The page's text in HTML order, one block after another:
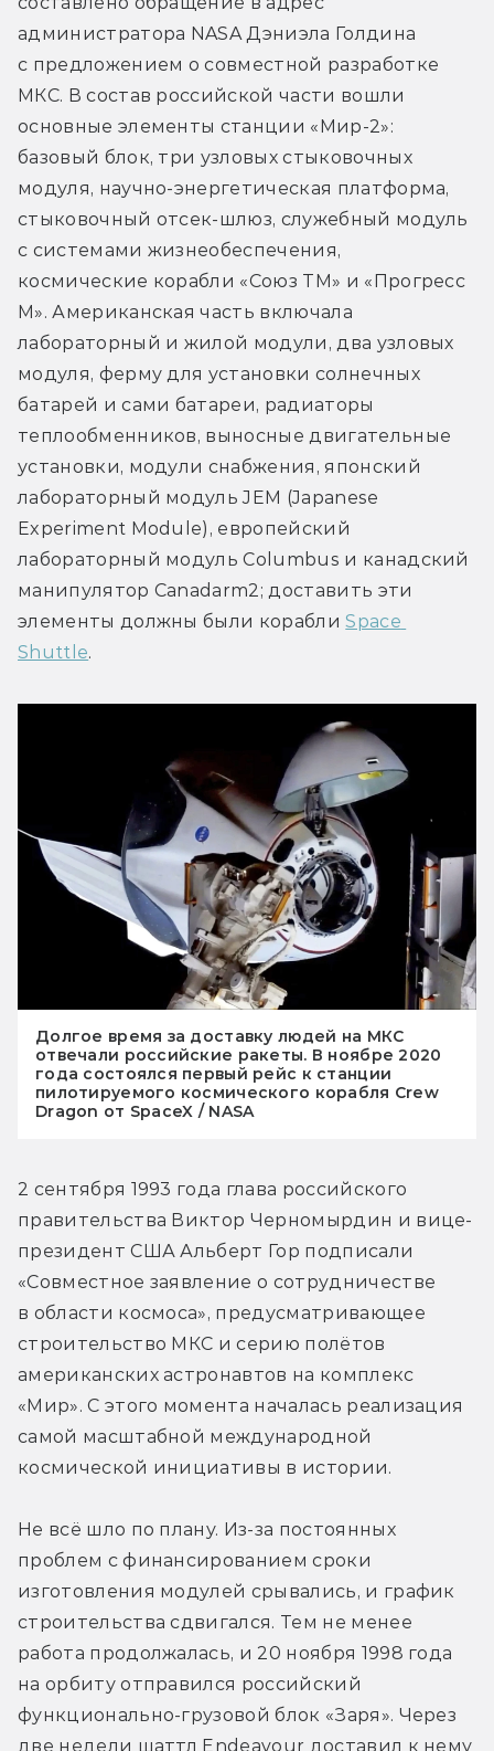
администратора NASA Дэниэла Голдина
с предложением о совместной разработке
МКС. В состав российской части вошли
основные элементы станции «Мир-2»:
базовый блок, три узловых стыковочных
модуля, научно-энергетическая платформа,
стыковочный отсек-шлюз, служебный модуль
с системами жизнеобеспечения,
космические корабли «Союз ТМ» и «Прогресс
М». Американская часть включала
лабораторный и жилой модули, два узловых
модуля, ферму для установки солнечных
батарей и сами батареи, радиаторы
теплообменников, выносные двигательные
установки, модули снабжения, японский
лабораторный модуль JEM (Japanese
Experiment Module), европейский
лабораторный модуль Columbus и канадский
манипулятор Canadarm2; доставить эти
элементы должны были корабли Space
Shuttle.
Долгое время за доставку людей на МКС
отвечали российские ракеты. В ноябре 2020
года состоялся первый рейс к станции
пилотируемого космического корабля Crew
Dragon от SpaceX / NASA
2 сентября 1993 года глава российского
правительства Виктор Черномырдин и вице-
президент США Альберт Гор подписали
«Совместное заявление о сотрудничестве
в области космоса», предусматривающее
строительство МКС и серию полётов
американских астронавтов на комплекс
«Мир». С этого момента началась реализация
самой масштабной международной
космической инициативы в истории.
Не всё шло по плану. Из-за постоянных
проблем с финансированием сроки
изготовления модулей срывались, и график
строительства сдвигался. Тем не менее
работа продолжалась, и 20 ноября 1998 года
на орбиту отправился российский
функционально-грузовой блок «Заря». Через
две недели шаттл Endeavour доставил к нему